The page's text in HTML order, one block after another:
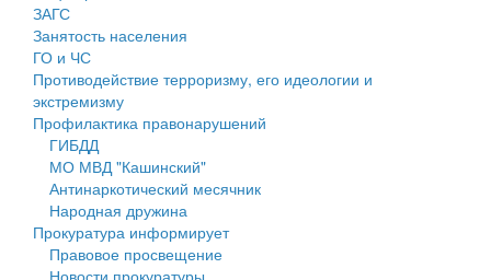
Персональные данные
Оценка регулирующего воздействия
Деятельность МУ
Нормативы градостроительного проектирования
Правила землепользования и застройки
Генеральные планы
Проекты планировки территории
ЗАГС
Занятость населения
ГО и ЧС
Противодействие терроризму, его идеологии и
экстремизму
Профилактика правонарушений
ГИБДД
МО МВД "Кашинский"
Антинаркотический месячник
Народная дружина
Прокуратура информирует
Правовое просвещение
Новости прокуратуры